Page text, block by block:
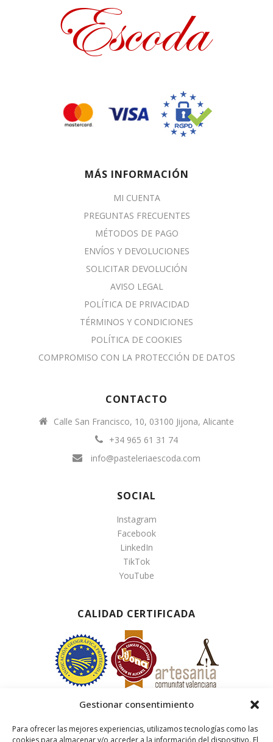
Gestionar consentimiento
Para ofrecer las mejores experiencias, utilizamos tecnologías como las
cookies para almacenar y/o acceder a la información del dispositivo. El
MÁS INFORMACIÓN
MI CUENTA
PREGUNTAS FRECUENTES
MÉTODOS DE PAGO
ENVÍOS Y DEVOLUCIONES
SOLICITAR DEVOLUCIÓN
AVISO LEGAL
POLÍTICA DE PRIVACIDAD
TÉRMINOS Y CONDICIONES
POLÍTICA DE COOKIES
COMPROMISO CON LA PROTECCIÓN DE DATOS
CONTACTO
Calle San Francisco, 10, 03100 Jijona, Alicante
+34 965 61 31 74
info@pasteleriaescoda.com
SOCIAL
Instagram
Facebook
LinkedIn
TikTok
YouTube
CALIDAD CERTIFICADA